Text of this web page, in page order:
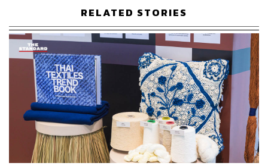
และอื่นๆ ในทุกมิติ
สุพจน์กล่าวถึงการจัดงานฉลอง 5 ปีว่า เพื่อสนับสนุนและ
กระตุ้นเศรษฐกิจในการดึงดูดนักท่องเที่ยวทั้งในประเทศและ
ทั่วโลกในช่วงปลายปีนี้ ไอคอนสยามได้ร่วมมือกับพันธมิตร
รายสำคัญ ได้แก่ ธนาคารกสิกรไทย, บริษัท แมกโนเลีย
ควอลิตี้ ดีเวล็อปเม้นต์ คอร์ปอเรชั่น จำกัด, บริษัท ดิ ไอคอน
สยาม ซูเปอร์ลักซ์ เรสซิเดนซ์ คอร์ปอเรชั่น จำกัด และบริษัท
ไทยยามาฮ่ามอเตอร์ จำกัด จัดแคมเปญฉลองครบรอบ 5 ปี
ของไอคอนสยามอย่างยิ่งใหญ่
RELATED STORIES